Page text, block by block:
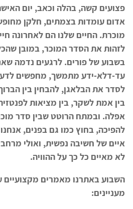
פצועים קשה, בהלה וכאב, יום
אדום עומדות בצמתים, חלקן
מוכרת. החיים שלנו הם לאחרונה
לזהות את הסדר המוכר, במובן
בשבוע של פורים. לרגעים נדמה
עד-דלא-ידע מתמשך, מחפשים
לסדר את הבלאגן, להבחין בין
בין אמת לשקר, בין מציאות
אפלה. ובמתח הרוטט שבין סדר
להפיכה, בחוץ כמו גם בפנים,
איים של חשיבה נפשית, ואולי
לא מאיים כל כך על ההוויה.
השבוע באתרנו מאמרים מקצועיים
מעניינים: